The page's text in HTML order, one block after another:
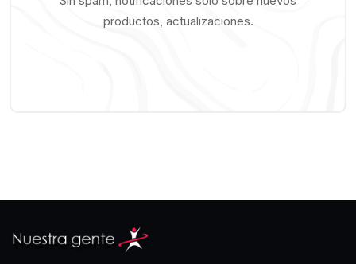
productos, actualizaciones.